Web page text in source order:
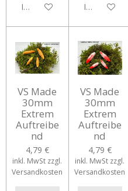
In den WarenkorbIn den
VS Made
30mm
Extrem
Auftreibe
nd
4,79 €
inkl. MwSt zzgl.
Versandkosten
VS Made
30mm
Extrem
Auftreibe
nd
4,79 €
inkl. MwSt zzgl.
Versandkosten